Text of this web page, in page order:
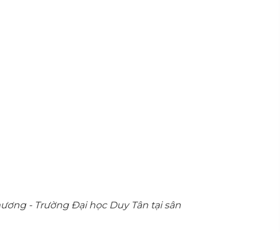
- Trường Đại học Duy Tân tại sân